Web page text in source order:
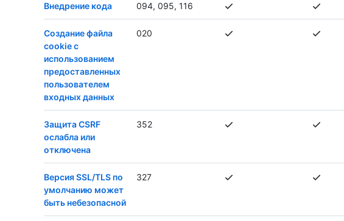
Внедрение кода 094, 095, 116
Создание файла
cookie с
использованием
предоставленных
пользователем
входных данных
020
Защита CSRF
ослабла или
отключена
352
Версия SSL/TLS по
умолчанию может
быть небезопасной
327